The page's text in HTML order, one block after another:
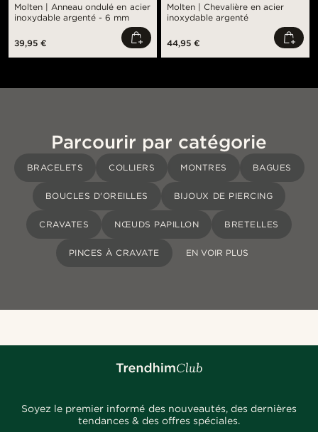
Molten | Anneau ondulé en acier
inoxydable argenté - 6 mm
39,95 €
Molten | Chevalière en acier
inoxydable argenté
44,95 €
Parcourir par catégorie
BRACELETS COLLIERS MONTRES BAGUES
BOUCLES D'OREILLES BIJOUX DE PIERCING
CRAVATES NŒUDS PAPILLON BRETELLES
PINCES À CRAVATE EN VOIR PLUS
Soyez le premier informé des nouveautés, des dernières
tendances & des offres spéciales.